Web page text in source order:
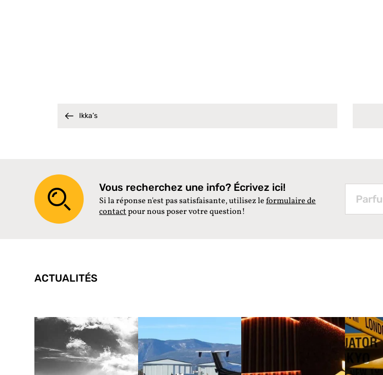
Ikka’s
Vous recherchez une info? Écrivez ici!
Si la réponse n'est pas satisfaisante, utilisez leformulaire de
contactpour nous poser votre question!
ACTUALITÉS